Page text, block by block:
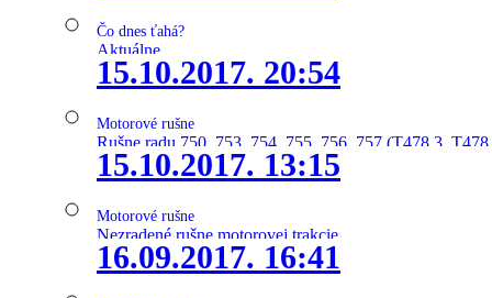
Čo dnes ťahá?
Aktuálne
15.10.2017. 20:54
Motorové rušne
Rušne radu 750, 753, 754, 755, 756, 757 (T478.3,
15.10.2017. 13:15
Motorové rušne
Nezradené rušne motorovej trakcie
16.09.2017. 16:41